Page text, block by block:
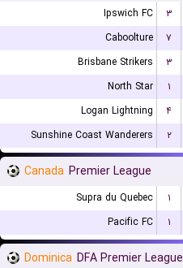
Ipswich FC ۳
Caboolture
۷
Brisbane Strikers
۳
North Star
۱
Logan Lightning
۴
Sunshine Coast Wanderers
۲
Canada Premier League
Supra du Quebec ۱
Pacific FC
۱
Dominica DFA Premier League